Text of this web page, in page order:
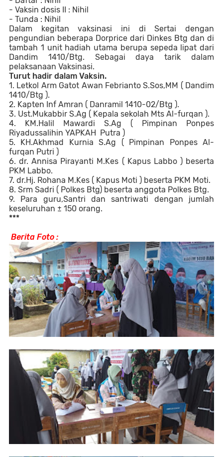
- Vaksin dosis II : Nihil
- Tunda : Nihil
Dalam kegitan vaksinasi ini di Sertai dengan
pengundian beberapa Dorprice dari Dinkes Btg dan di
tambah 1 unit hadiah utama berupa sepeda lipat dari
Dandim 1410/Btg. Sebagai daya tarik dalam
pelaksanaan Vaksinasi.
Turut hadir dalam Vaksin.
1. Letkol Arm Gatot Awan Febrianto S.Sos,MM ( Dandim
1410/Btg ).
2. Kapten Inf Amran ( Danramil 1410-02/Btg ).
3. Ust.Mukabbir S.Ag ( Kepala sekolah Mts Al-furqan ).
4. KM.Halil Mawardi S.Ag ( Pimpinan Ponpes
Riyadussalihin YAPKAH
Putra )
5. KH.Akhmad Kurnia S.Ag ( Pimpinan Ponpes Al-
furqan Putri )
6. dr. Annisa Pirayanti M.Kes ( Kapus Labbo ) beserta
PKM Labbo.
7. dr.Hj. Rohana M.Kes ( Kapus Moti ) beserta PKM Moti.
8. Srm Sadri ( Polkes Btg) beserta anggota Polkes Btg.
9. Para guru,Santri dan santriwati dengan jumlah
keseluruhan ± 150 orang.
***
Berita Foto :